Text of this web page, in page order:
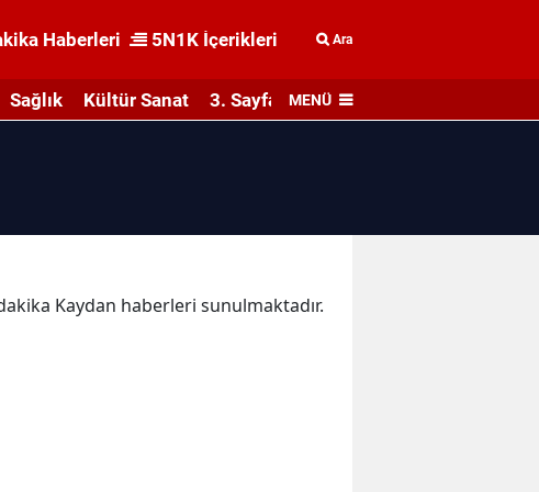
Haberleri 5N1K İçerikleri Ara
Sağlık Kültür Sanat 3. Sayfa MENÜ
Kaydan haberleri sunulmaktadır.